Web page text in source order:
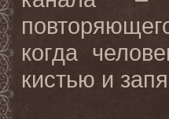
когда
кистью и